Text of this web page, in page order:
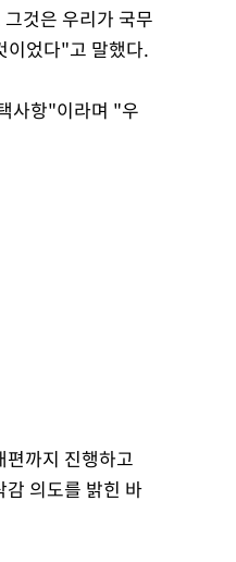
것은 우리가 국무
이었다"고 말했다.
사항"이라며 "우
까지 진행하고
의도를 밝힌 바